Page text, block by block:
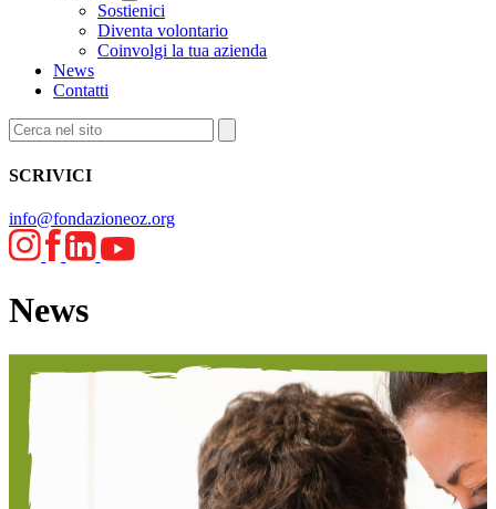
Sostienici
Diventa volontario
Coinvolgi la tua azienda
News
Contatti
SCRIVICI
info@fondazioneoz.org
News